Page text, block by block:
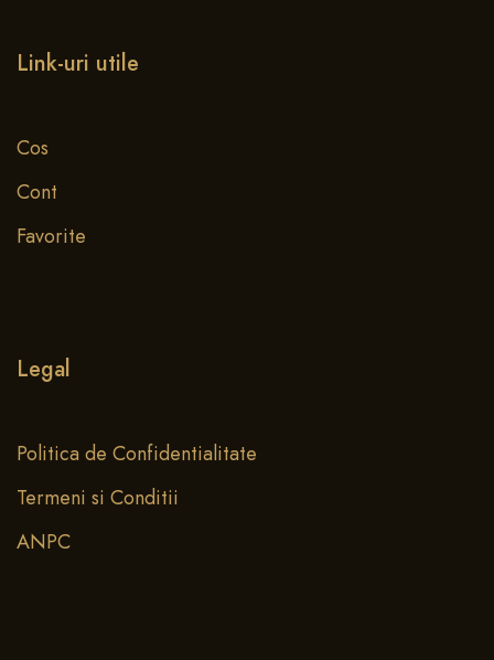
Link-uri utile
Cos
Cont
Favorite
Legal
Politica de Confidentialitate
Termeni si Conditii
ANPC